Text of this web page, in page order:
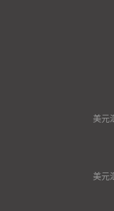
美元
美元